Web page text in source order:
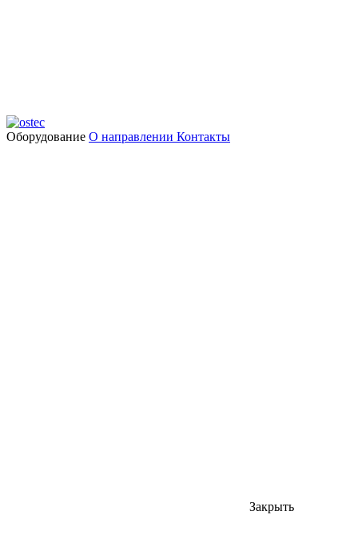
Оборудование О направлении Контакты
Закрыть